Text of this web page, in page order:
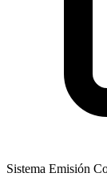
Sistema Emisión